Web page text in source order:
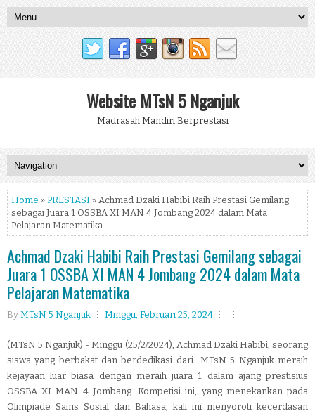
Website MTsN 5 Nganjuk
Madrasah Mandiri Berprestasi
Home » PRESTASI » Achmad Dzaki Habibi Raih Prestasi Gemilang
sebagai Juara 1 OSSBA XI MAN 4 Jombang 2024 dalam Mata
Pelajaran Matematika
Achmad Dzaki Habibi Raih Prestasi Gemilang sebagai
Juara 1 OSSBA XI MAN 4 Jombang 2024 dalam Mata
Pelajaran Matematika
By MTsN 5 Nganjuk Minggu, Februari 25, 2024
(MTsN 5 Nganjuk) - Minggu (25/2/2024), Achmad Dzaki Habibi, seorang
siswa yang berbakat dan berdedikasi dari MTsN 5 Nganjuk meraih
kejayaan luar biasa dengan meraih juara 1 dalam ajang prestisius
OSSBA XI MAN 4 Jombang. Kompetisi ini, yang menekankan pada
Olimpiade Sains Sosial dan Bahasa, kali ini menyoroti kecerdasan